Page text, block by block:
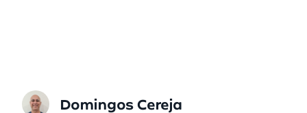
Domingos Cereja